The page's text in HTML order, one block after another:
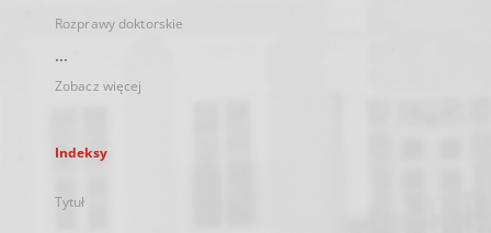
Rozprawy doktorskie
...
Zobacz więcej
Indeksy
Tytuł